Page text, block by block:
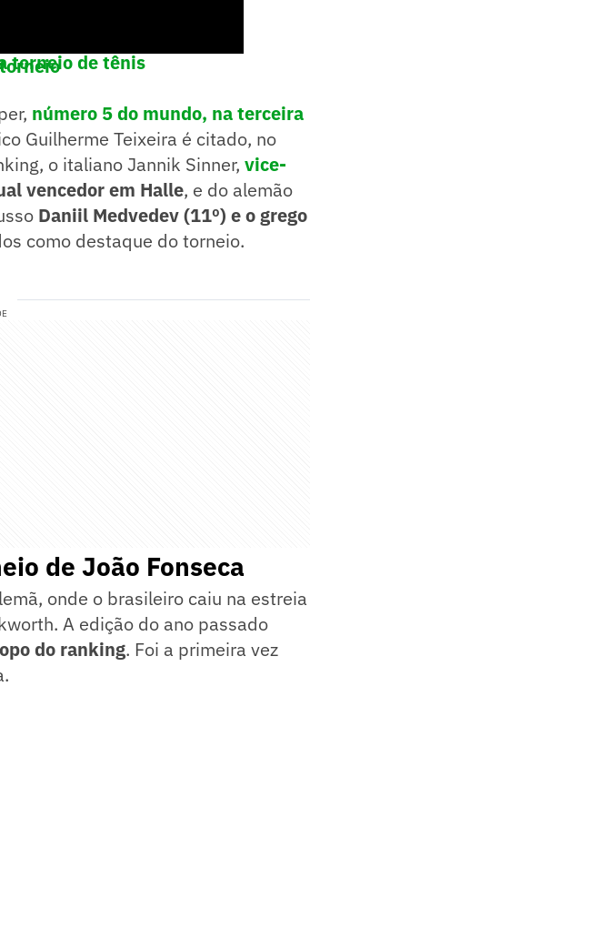
torneio de tênis
número 5 do mundo, na terceira
Guilherme Teixeira é citado, no
o italiano Jannik Sinner, vice-
vencedor em Halle, e do alemão
Daniil Medvedev (11º) e o grego
como destaque do torneio.
de João Fonseca
onde o brasileiro caiu na estreia
A edição do ano passado
do ranking. Foi a primeira vez